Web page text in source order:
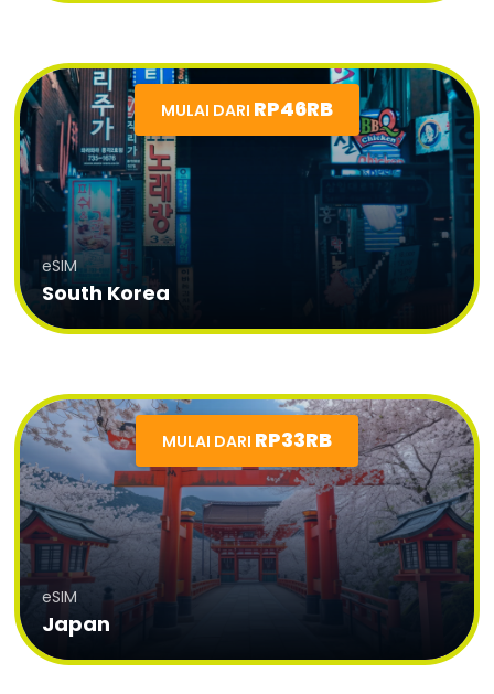
MULAI DARI RP46RB
eSIM
South Korea
MULAI DARI RP33RB
eSIM
Japan